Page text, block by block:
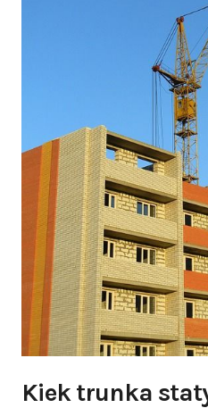
Kiek trunka